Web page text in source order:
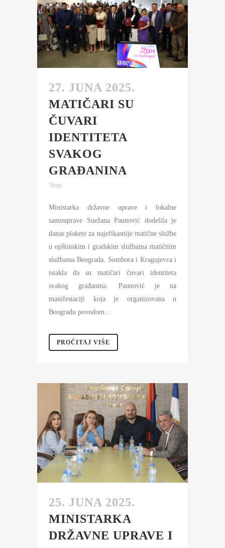
27. JUNA 2025.
MATIČARI SU
ČUVARI
IDENTITETA
SVAKOG
GRAĐANINA
Vesti
Ministarka državne uprave i lokalne
samouprave Snežana Paunović dodelila je
danas plakete za najefikasnije matične službe
u opštinskim i gradskim službama matičnim
službama Beograda, Sombora i Kragujevca i
istakla da su matičari čuvari identiteta
svakog građanina. Paunović je na
manifestaciji koja je organizovana u
Beogradu povodom...
PROČITAJ VIŠE
25. JUNA 2025.
MINISTARKA
DRŽAVNE UPRAVE I